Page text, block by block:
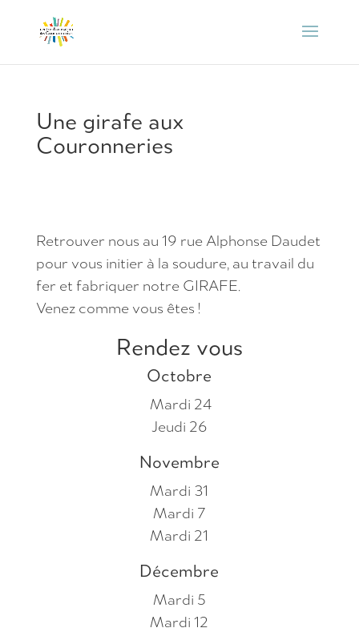
Une girafe aux
Couronneries
Retrouver nous au 19 rue Alphonse Daudet
pour vous initier à la soudure, au travail du
fer et fabriquer notre GIRAFE.
Venez comme vous êtes !
Rendez vous
Octobre
Mardi 24
Jeudi 26
Novembre
Mardi 31
Mardi 7
Mardi 21
Décembre
Mardi 5
Mardi 12